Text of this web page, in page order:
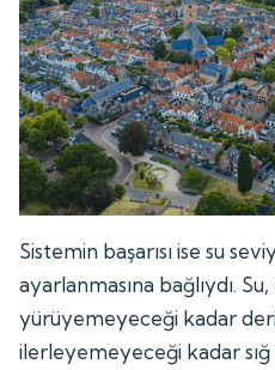
Sistemin başarısı ise su
ayarlanmasına bağlıydı.
yürüyemeyeceği kadar
ilerleyemeyeceği kadar